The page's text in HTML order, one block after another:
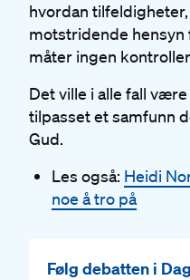
hvordan
motstridende
måter ingen
Det ville i alle fall
tilpasset et samfunn
Gud.
Les også: Heidi
noe å tro på
Følg debatten i